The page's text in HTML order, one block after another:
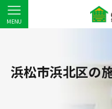
MENU
浜松市浜北区の